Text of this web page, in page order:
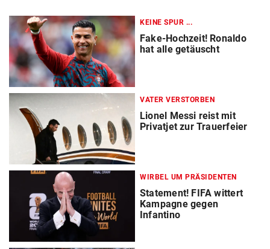
KEINE SPUR ...
Fake-Hochzeit! Ronaldo
hat alle getäuscht
VATER VERSTORBEN
Lionel Messi reist mit
Privatjet zur Trauerfeier
WIRBEL UM PRÄSIDENTEN
Statement! FIFA wittert
Kampagne gegen
Infantino